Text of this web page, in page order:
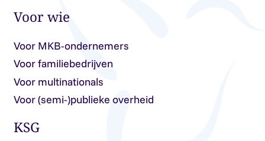
Voor wie
Voor MKB-ondernemers
Voor familiebedrijven
Voor multinationals
Voor (semi-)publieke overheid
KSG